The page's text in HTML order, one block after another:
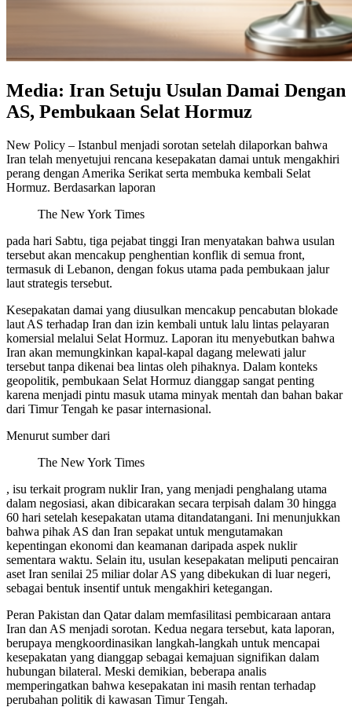
Media: Iran Setuju Usulan Damai Dengan
AS, Pembukaan Selat Hormuz
New Policy – Istanbul menjadi sorotan setelah dilaporkan bahwa
Iran telah menyetujui rencana kesepakatan damai untuk mengakhiri
perang dengan Amerika Serikat serta membuka kembali Selat
Hormuz. Berdasarkan laporan
The New York Times
pada hari Sabtu, tiga pejabat tinggi Iran menyatakan bahwa usulan
tersebut akan mencakup penghentian konflik di semua front,
termasuk di Lebanon, dengan fokus utama pada pembukaan jalur
laut strategis tersebut.
Kesepakatan damai yang diusulkan mencakup pencabutan blokade
laut AS terhadap Iran dan izin kembali untuk lalu lintas pelayaran
komersial melalui Selat Hormuz. Laporan itu menyebutkan bahwa
Iran akan memungkinkan kapal-kapal dagang melewati jalur
tersebut tanpa dikenai bea lintas oleh pihaknya. Dalam konteks
geopolitik, pembukaan Selat Hormuz dianggap sangat penting
karena menjadi pintu masuk utama minyak mentah dan bahan bakar
dari Timur Tengah ke pasar internasional.
Menurut sumber dari
The New York Times
, isu terkait program nuklir Iran, yang menjadi penghalang utama
dalam negosiasi, akan dibicarakan secara terpisah dalam 30 hingga
60 hari setelah kesepakatan utama ditandatangani. Ini menunjukkan
bahwa pihak AS dan Iran sepakat untuk mengutamakan
kepentingan ekonomi dan keamanan daripada aspek nuklir
sementara waktu. Selain itu, usulan kesepakatan meliputi pencairan
aset Iran senilai 25 miliar dolar AS yang dibekukan di luar negeri,
sebagai bentuk insentif untuk mengakhiri ketegangan.
Peran Pakistan dan Qatar dalam memfasilitasi pembicaraan antara
Iran dan AS menjadi sorotan. Kedua negara tersebut, kata laporan,
berupaya mengkoordinasikan langkah-langkah untuk mencapai
kesepakatan yang dianggap sebagai kemajuan signifikan dalam
hubungan bilateral. Meski demikian, beberapa analis
memperingatkan bahwa kesepakatan ini masih rentan terhadap
perubahan politik di kawasan Timur Tengah.